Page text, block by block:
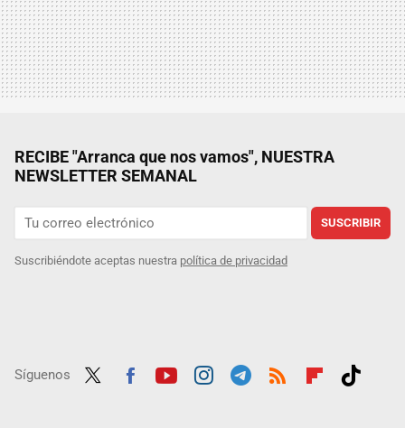
RECIBE "Arranca que nos vamos", NUESTRA
NEWSLETTER SEMANAL
SUSCRIBIR
Suscribiéndote aceptas nuestra política de privacidad
Síguenos